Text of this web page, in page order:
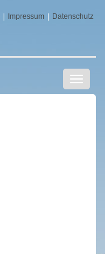
Impressum Datenschutz
ein-/